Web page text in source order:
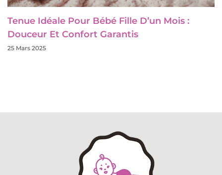
Tenue Idéale Pour Bébé Fille D’un Mois :
Douceur Et Confort Garantis
25 Mars 2025